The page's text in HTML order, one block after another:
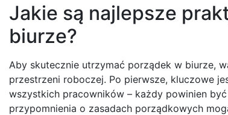
Jakie są najlepsze
biurze?
Aby skutecznie utrzymać porządek w biurze,
przestrzeni roboczej. Po pierwsze, kluczowe
wszystkich pracowników – każdy powinien
przypomnienia o zasadach porządkowych